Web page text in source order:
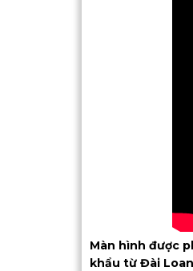
Màn hình được
khẩu từ Đài